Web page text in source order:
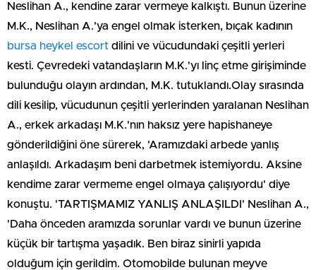
Neslihan A., kendine zarar vermeye kalkıştı. Bunun üzerine
M.K., Neslihan A.'ya engel olmak isterken, bıçak kadının
bursa heykel escort dilini ve vücudundaki çeşitli yerleri
kesti. Çevredeki vatandaşların M.K.'yı linç etme girişiminde
bulunduğu olayın ardından, M.K. tutuklandı.Olay sırasında
dili kesilip, vücudunun çeşitli yerlerinden yaralanan Neslihan
A., erkek arkadaşı M.K.'nın haksız yere hapishaneye
gönderildiğini öne sürerek, 'Aramızdaki arbede yanlış
anlaşıldı. Arkadaşım beni darbetmek istemiyordu. Aksine
kendime zarar vermeme engel olmaya çalışıyordu' diye
konuştu. 'TARTIŞMAMIZ YANLIŞ ANLAŞILDI' Neslihan A.,
'Daha önceden aramızda sorunlar vardı ve bunun üzerine
küçük bir tartışma yaşadık. Ben biraz sinirli yapıda
olduğum için gerildim. Otomobilde bulunan meyve